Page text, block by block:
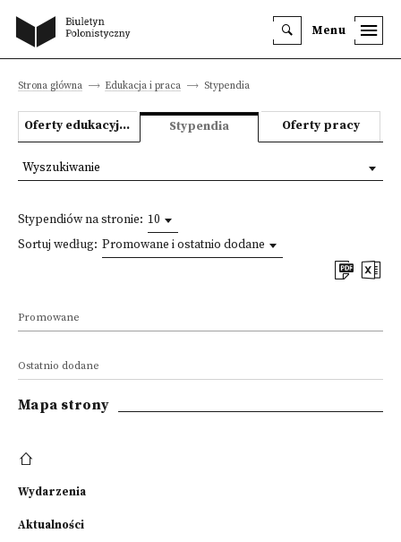
Menu
Strona główna Edukacja i praca Stypendia
Oferty edukacyjne Stypendia Oferty pracy
Stypendiów na stronie: 10
Sortuj według: Promowane i ostatnio dodane
Promowane
Ostatnio dodane
Wyszukiwanie
Mapa strony
Wydarzenia
Aktualności